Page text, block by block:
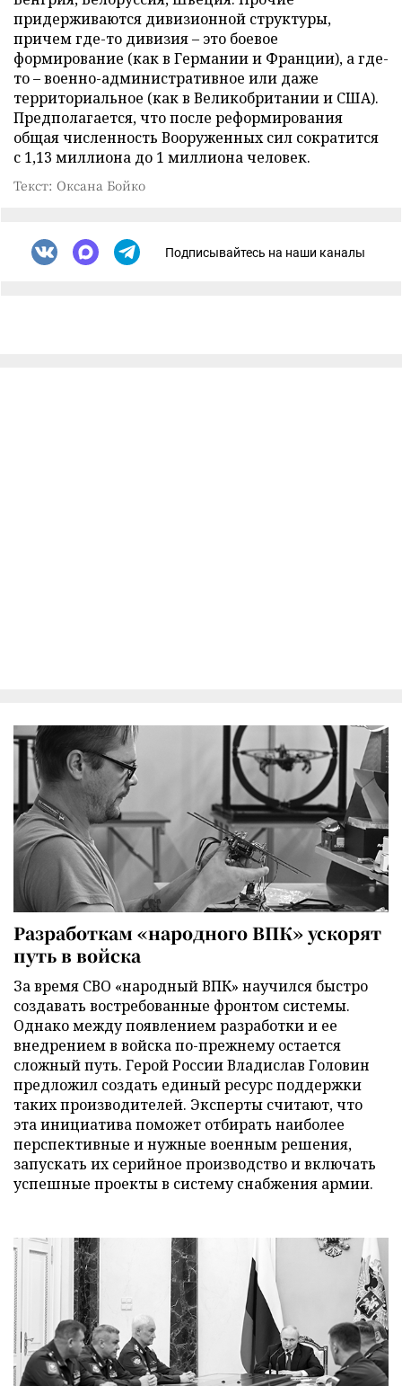
придерживаются дивизионной структуры,
причем где-то дивизия – это боевое
формирование (как в Германии и Франции), а где-
то – военно-административное или даже
территориальное (как в Великобритании и США).
Предполагается, что после реформирования
общая численность Вооруженных сил сократится
с 1,13 миллиона до 1 миллиона человек.
Текст: Оксана Бойко
Подписывайтесь на наши каналы
Разработкам «народного ВПК» ускорят
путь в войска
За время СВО «народный ВПК» научился быстро
создавать востребованные фронтом системы.
Однако между появлением разработки и ее
внедрением в войска по-прежнему остается
сложный путь. Герой России Владислав Головин
предложил создать единый ресурс поддержки
таких производителей. Эксперты считают, что
эта инициатива поможет отбирать наиболее
перспективные и нужные военным решения,
запускать их серийное производство и включать
успешные проекты в систему снабжения армии.